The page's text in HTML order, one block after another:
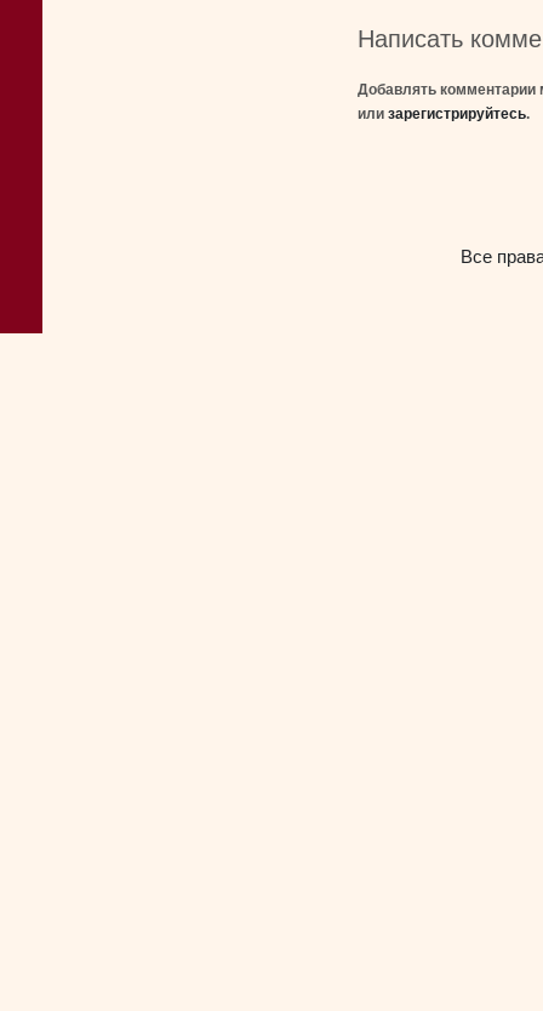
Написать
Добавлять комментарии
или зарегистрируйтесь.
Все